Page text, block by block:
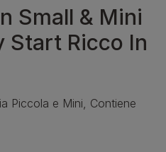
Small & Mini
Start Ricco In
Piccola e Mini, Contiene